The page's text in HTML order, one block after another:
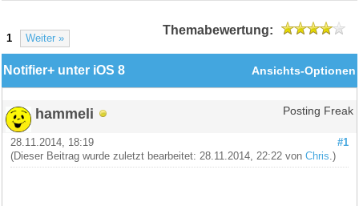
1 Weiter »
Themabewertung:
Ansichts-Optionen
Notifier+ unter iOS 8
hammeli Posting Freak
#1
28.11.2014, 18:19
(Dieser Beitrag wurde zuletzt bearbeitet: 28.11.2014, 22:22 vonChris .)